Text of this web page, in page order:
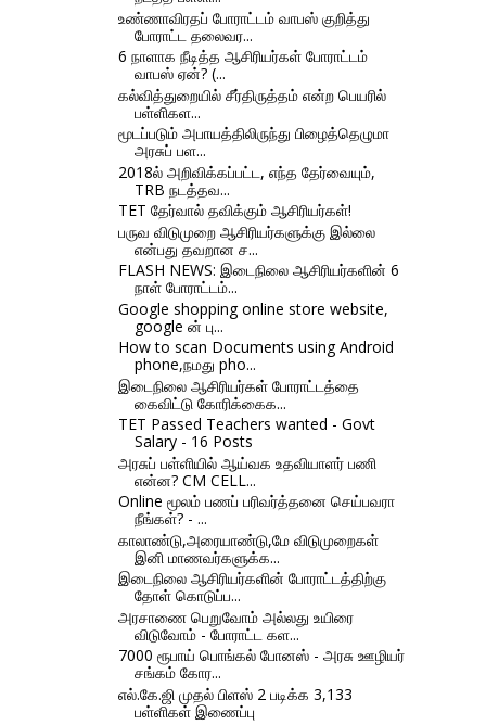
உண்ணாவிரதப் போராட்டம் வாபஸ் குறித்து
போராட்ட தலைவர...
6 நாளாக நீடித்த ஆசிரியர்கள் போராட்டம்
வாபஸ் ஏன்? (...
கல்வித்துறையில் சீர்திருத்தம் என்ற பெயரில்
பள்ளிகள...
மூடப்படும் அபாயத்திலிருந்து பிழைத்தெழுமா
அரசுப் பள...
2018ல் அறிவிக்கப்பட்ட, எந்த தேர்வையும்,
TRB நடத்தவ...
TET தேர்வால் தவிக்கும் ஆசிரியர்கள்!
பருவ விடுமுறை ஆசிரியர்களுக்கு இல்லை
என்பது தவறான ச...
FLASH NEWS: இடைநிலை ஆசிரியர்களின் 6
நாள் போராட்டம்...
Google shopping online store website,
google ன் பு...
How to scan Documents using Android
phone,நமது pho...
இடைநிலை ஆசிரியர்கள் போராட்டத்தை
கைவிட்டு கோரிக்கைக...
TET Passed Teachers wanted - Govt
Salary - 16 Posts
அரசுப் பள்ளியில் ஆய்வக உதவியாளர் பணி
என்ன? CM CELL...
Online மூலம் பணப் பரிவர்த்தனை செய்பவரா
நீங்கள்? - ...
காலாண்டு,அரையாண்டு,மே விடுமுறைகள்
இனி மாணவர்களுக்க...
இடைநிலை ஆசிரியர்களின் போராட்டத்திற்கு
தோள் கொடுப்ப...
அரசாணை பெறுவோம் அல்லது உயிரை
விடுவோம் - போராட்ட கள...
7000 ரூபாய் பொங்கல் போனஸ் - அரசு ஊழியர்
சங்கம் கோர...
எல்.கே.ஜி முதல் பிளஸ் 2 படிக்க 3,133
பள்ளிகள் இணைப்பு